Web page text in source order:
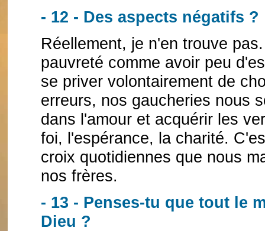
- 12 - Des aspects négatifs ?
Réellement, je n'en trouve
pauvreté comme avoir peu
se priver volontairement de
erreurs, nos gaucheries nous
dans l'amour et acquérir les
foi, l'espérance, la charité.
croix quotidiennes que nous
nos frères.
- 13 - Penses-tu que tout le
Dieu ?